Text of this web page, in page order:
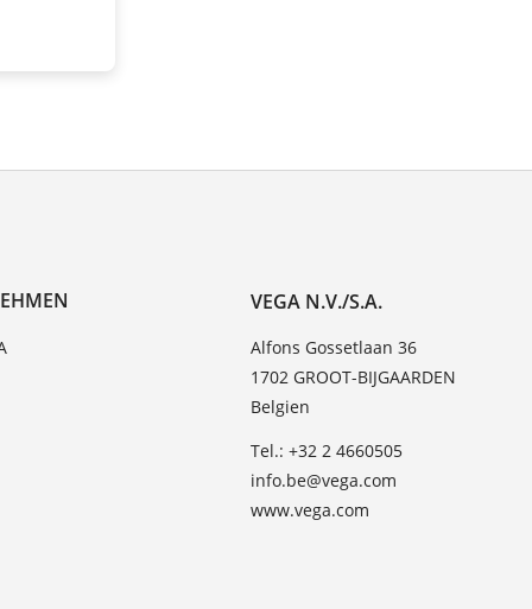
VEGA N.V./S.A.
Alfons Gossetlaan 36
1702 GROOT-BIJGAARDEN
Belgien
Tel.: +32 2 4660505
info.be@vega.com
www.vega.com